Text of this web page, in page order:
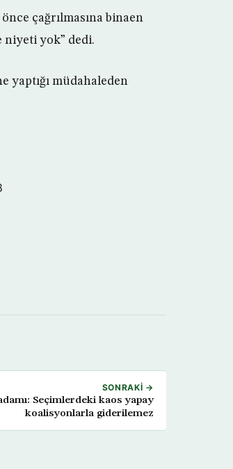
çağrılmasına binaen
niyeti yok” dedi.
yaptığı müdahaleden
SONRAKI →
Seçimlerdeki kaos yapay
koalisyonlarla giderilemez